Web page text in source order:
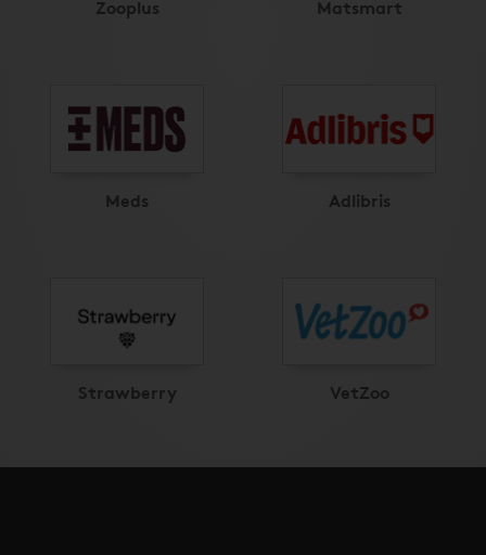
Zooplus Matsmart
Meds Adlibris
Strawberry VetZoo